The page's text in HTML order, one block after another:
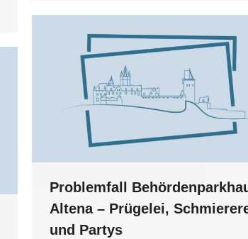
Problemfall
Altena – Prügelei,
und Partys